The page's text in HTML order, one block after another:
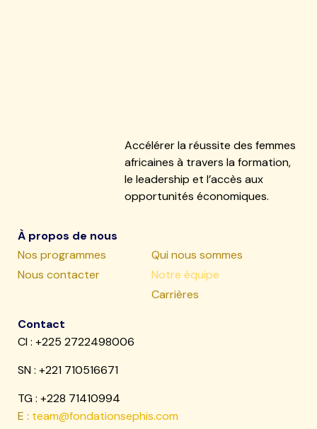
Accélérer la réussite des femmes
africaines à travers la formation,
le leadership et l’accès aux
opportunités économiques.
À propos de nous
Nos programmes
Nous contacter
Qui nous sommes
Notre équipe
Carrières
Contact
CI : +225 2722498006
SN : +221 710516671
TG : +228 71410994
E : team@fondationsephis.com